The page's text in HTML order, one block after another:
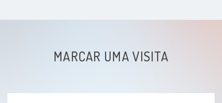
MARCAR UMA VISITA